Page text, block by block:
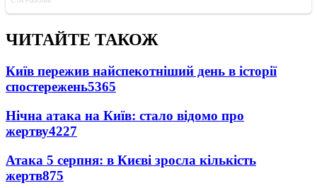
ЧИТАЙТЕ ТАКОЖ
Київ пережив найспекотніший день в історії
спостережень5365
Нічна атака на Київ: стало відомо про
жертву4227
Атака 5 серпня: в Києві зросла кількість
жертв875